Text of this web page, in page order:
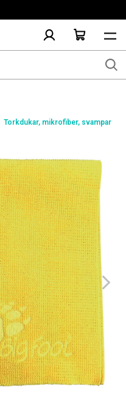
Torkdukar, mikrofiber, svampar